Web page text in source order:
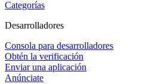
Categorías
Desarrolladores
Consola para desarrolladores
Obtén la verificación
Enviar una aplicación
Anúnciate